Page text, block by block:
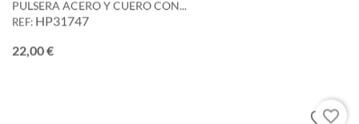
PULSERA ACERO Y CUERO CON...
REF: HP31747
22,00 €Precio
favorite_border